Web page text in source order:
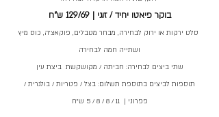
בוקר פיאטו יחיד / זוגי | 129/69 ש"ח
סלט ירקות או ירוק לבחירה, מבחר מטבלים, פוקאצ'ה, כוס מיץ
ושתייה חמה לבחירה
שתי ביצים לבחירה: חביתה / מקושקשת ביצת עין
תוספות לביצים בתוספת תשלום: בצל / פטריות / בולגרית /
פפרוני | 11 / 8 / 8 / 5 ש"ח